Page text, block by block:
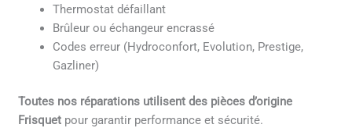
Thermostat défaillant
Brûleur ou échangeur encrassé
Codes erreur (Hydroconfort, Evolution, Prestige,
Gazliner)
Toutes nos réparations utilisent des pièces d’origine
Frisquet pour garantir performance et sécurité.